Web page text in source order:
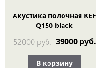
Акустика полочная KEF
Q150 black
52000 руб. 39000 руб.
В корзину